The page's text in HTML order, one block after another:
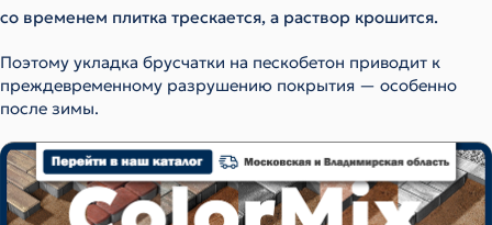
со временем плитка трескается, а раствор крошится.
Поэтому укладка брусчатки на пескобетон приводит к
преждевременному разрушению покрытия — особенно
после зимы.